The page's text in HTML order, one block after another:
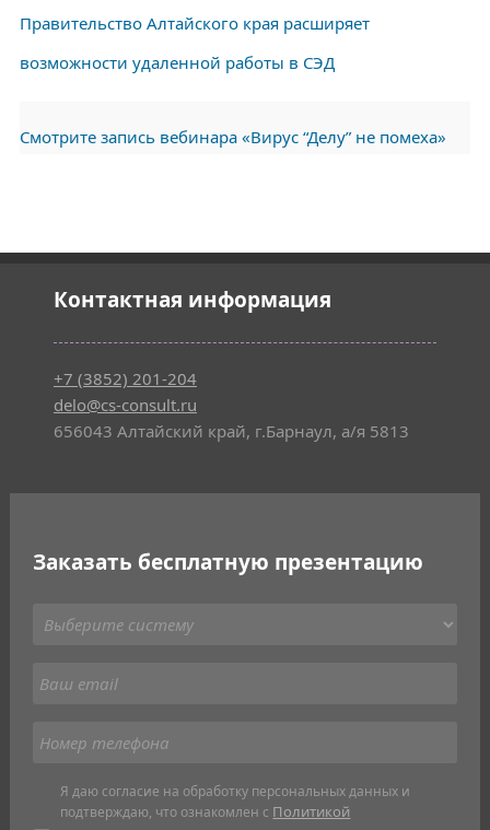
Правительство Алтайского края расширяет
возможности удаленной работы в СЭД
Смотрите запись вебинара «Вирус “Делу” не помеха»
Контактная информация
+7 (3852) 201-204
delo@cs-consult.ru
656043 Алтайский край, г.Барнаул, а/я 5813
Заказать бесплатную презентацию
Я даю согласие на обработку персональных данных и
подтверждаю, что ознакомлен с Политикой